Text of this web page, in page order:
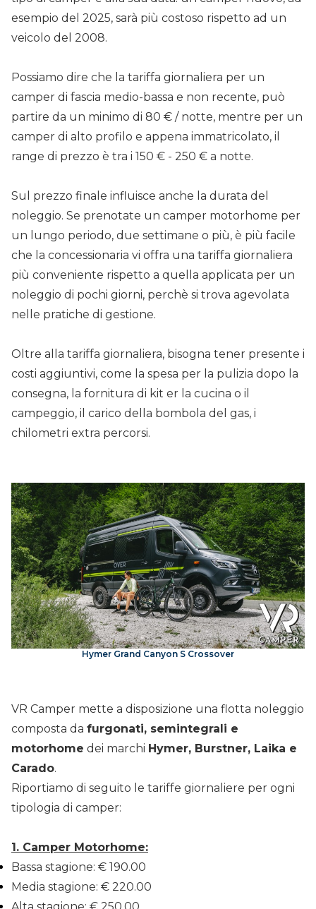
esempio del 2025, sarà più costoso rispetto ad un
veicolo del 2008.
Possiamo dire che la tariffa giornaliera per un
camper di fascia medio-bassa e non recente, può
partire da un minimo di 80 € / notte, mentre per un
camper di alto profilo e appena immatricolato, il
range di prezzo è tra i 150 € - 250 € a notte.
Sul prezzo finale influisce anche la durata del
noleggio. Se prenotate un camper motorhome per
un lungo periodo, due settimane o più, è più facile
che la concessionaria vi offra una tariffa giornaliera
più conveniente rispetto a quella applicata per un
noleggio di pochi giorni, perchè si trova agevolata
nelle pratiche di gestione.
Oltre alla tariffa giornaliera, bisogna tener presente i
costi aggiuntivi, come la spesa per la pulizia dopo la
consegna, la fornitura di kit er la cucina o il
campeggio, il carico della bombola del gas, i
chilometri extra percorsi.
Hymer Grand Canyon S Crossover
VR Camper mette a disposizione una flotta noleggio
composta da furgonati, semintegrali e
motorhome dei marchi Hymer, Burstner, Laika e
Carado.
Riportiamo di seguito le tariffe giornaliere per ogni
tipologia di camper:
1. Camper Motorhome:
Bassa stagione: € 190.00
Media stagione: € 220.00
Alta stagione: € 250.00